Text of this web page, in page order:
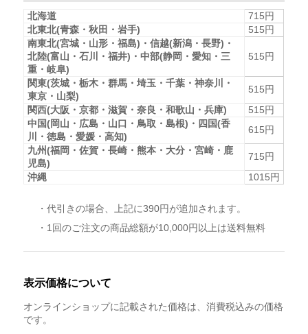
北海道
715円
北東北(青森・秋田・岩手)
515円
南東北(宮城・山形・福島)・信越(新潟・長野)・
北陸(富山・石川・福井)・中部(静岡・愛知・三
重・岐阜)
515円
関東(茨城・栃木・群馬・埼玉・千葉・神奈川・
東京・山梨)
515円
関西(大阪・京都・滋賀・奈良・和歌山・兵庫)
515円
中国(岡山・広島・山口・鳥取・島根)・四国(香
川・徳島・愛媛・高知)
615円
九州(福岡・佐賀・長崎・熊本・大分・宮崎・鹿
児島)
715円
沖縄
1015円
・代引きの場合、上記に390円が追加されます。
・1回のご注文の商品総額が10,000円以上は送料無料
表示価格について
オンラインショップに記載された価格は、消費税込みの価格
です。